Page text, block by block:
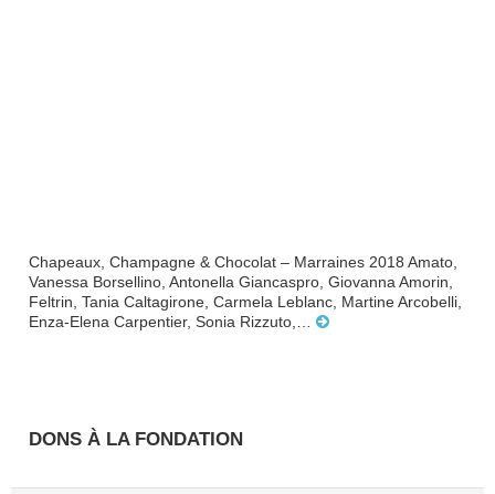
Chapeaux, Champagne & Chocolat – Marraines 2018 Amato,
Vanessa Borsellino, Antonella Giancaspro, Giovanna Amorin,
Feltrin, Tania Caltagirone, Carmela Leblanc, Martine Arcobelli,
Enza-Elena Carpentier, Sonia Rizzuto,…
DONS À LA FONDATION